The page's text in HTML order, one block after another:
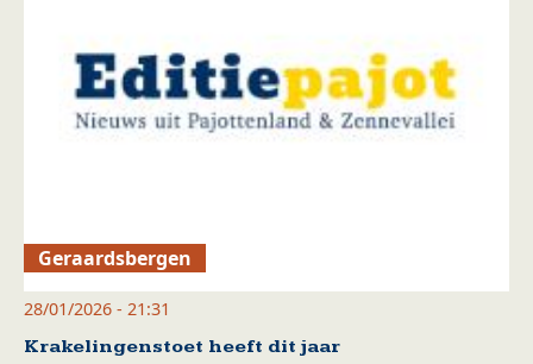
Geraardsbergen
28/01/2026 - 21:31
Krakelingenstoet heeft dit jaar